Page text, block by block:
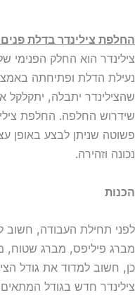
החלפת צילינדר בדלת
צילינדר הוא החלק הפנימי
נעילת הדלת ופתיחתה
שהצילינדר יתבלה, יתקלקל
שידרוש החלפה. החלפת
פשוטה שניתן לבצע באופן
נכונה וזהירה.
הכנות
לפני תחילת העבודה, חשוב
מברג פיליפס, מברג שטוח,
כן, חשוב למדוד את גודל
צילינדר חדש בגודל